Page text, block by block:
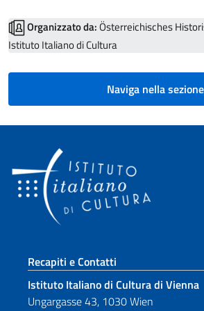
Organizzato da:Österreichisches
Istituto Italiano di Cultura
Naviga nella sezione
Sezione footer
Recapiti e Contatti
Istituto Italiano di Cultura di Vienna
Ungargasse 43, 1030 Wien